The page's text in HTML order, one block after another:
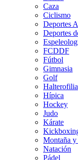
Caza
Ciclismo
Deportes
Deportes
FCDDF
Fútbol
Gimnasia
Golf
Halterofilia
Hípica
Hockey
Judo
Kárate
Montaña y
Natación
Pádel